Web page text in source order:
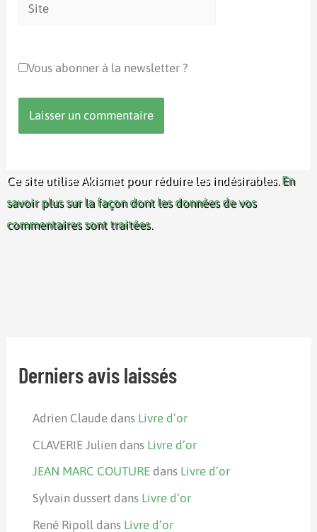
Vous abonner à la newsletter ?
Ce site utilise Akismet pour réduire les indésirables. En
savoir plus sur la façon dont les données de vos
commentaires sont traitées.
Derniers avis laissés
Adrien Claude dans Livre d’or
CLAVERIE Julien dans Livre d’or
JEAN MARC COUTURE dans Livre d’or
Sylvain dussert dans Livre d’or
René Ripoll dans Livre d’or